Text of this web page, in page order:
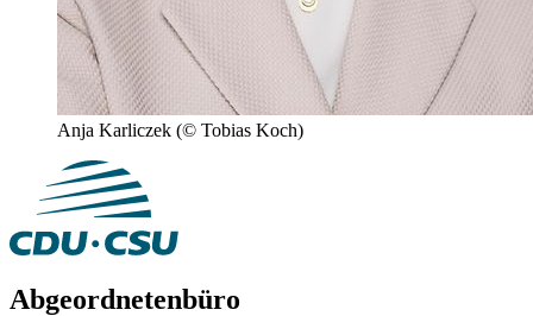
Anja Karliczek (© Tobias Koch)
Abgeordnetenbüro